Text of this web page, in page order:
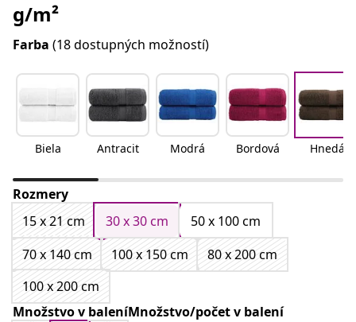
g/m²
Farba (18 dostupných možností)
Biela Antracit Modrá Bordová Hnedá
Rozmery
15 x 21 cm
30 x 30 cm
50 x 100 cm
70 x 140 cm
100 x 150 cm
80 x 200 cm
100 x 200 cm
Množstvo v baleníMnožstvo/počet v balení